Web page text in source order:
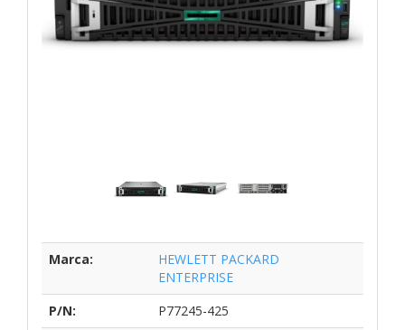
Marca:
HEWLETT PACKARD
ENTERPRISE
P/N:
P77245-425